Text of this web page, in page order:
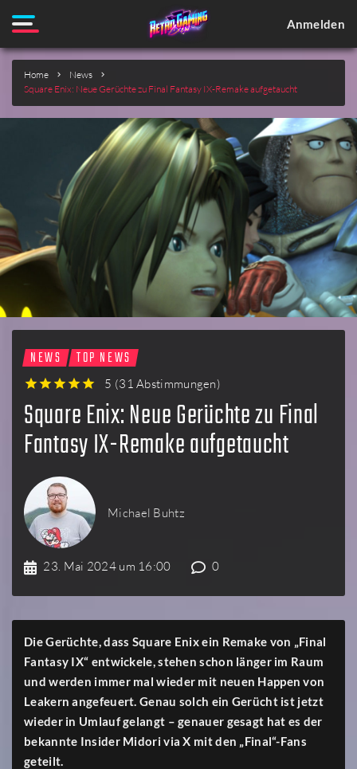
Anmelden
Home
News
Square Enix: Neue Gerüchte zu Final Fantasy IX-Remake aufgetaucht
NEWS TOP NEWS
5 (31 Abstimmungen)
Square Enix: Neue Gerüchte zu Final
Fantasy IX-Remake aufgetaucht
Michael Buhtz
23. Mai 2024 um 16:00 0
Die Gerüchte, dass Square Enix ein Remake von „Final
Fantasy IX“ entwickele, stehen schon länger im Raum
und werden immer mal wieder mit neuen Happen von
Leakern angefeuert. Genau solch ein Gerücht ist jetzt
wieder in Umlauf gelangt – genauer gesagt hat es der
bekannte Insider Midori via X mit den „Final“-Fans
geteilt.